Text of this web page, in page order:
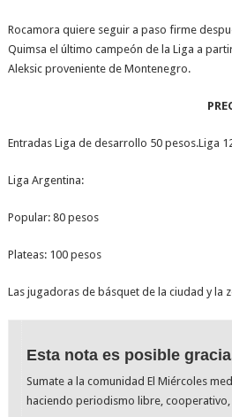
Rocamora quiere seguir a paso firme
Quimsa el último campeón de la Liga a
Aleksic proveniente de Montenegro.
Entradas Liga de desarrollo 50 pesos.Liga
Liga Argentina:
Popular: 80 pesos
Plateas: 100 pesos
Las jugadoras de básquet de la ciudad y la
Esta nota es posible
Sumate a la comunidad El Miércoles
haciendo periodismo libre,